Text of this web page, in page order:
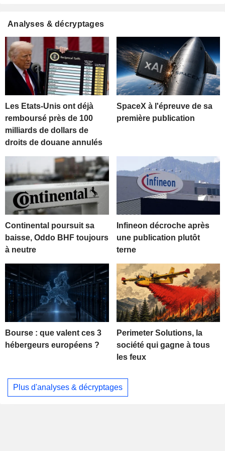
Analyses & décryptages
Les Etats-Unis ont déjà
remboursé près de 100
milliards de dollars de
droits de douane annulés
SpaceX à l'épreuve de sa
première publication
Continental poursuit sa
baisse, Oddo BHF toujours
à neutre
Infineon décroche après
une publication plutôt
terne
Bourse : que valent ces 3
hébergeurs européens ?
Perimeter Solutions, la
société qui gagne à tous
les feux
Plus d'analyses & décryptages